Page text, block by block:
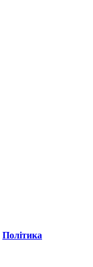
Політика